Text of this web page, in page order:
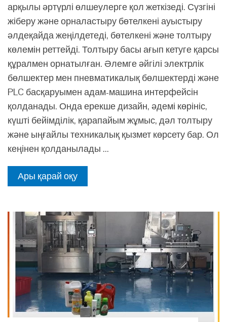
арқылы әртүрлі өлшеулерге қол жеткізеді. Сүзгіні
жіберу және орналастыру бөтелкені ауыстыру
әлдеқайда жеңілдетеді, бөтелкені және толтыру
көлемін реттейді. Толтыру басы ағып кетуге қарсы
құралмен орнатылған. Әлемге әйгілі электрлік
бөлшектер мен пневматикалық бөлшектерді және
PLC басқаруымен адам-машина интерфейсін
қолданады. Онда ерекше дизайн, әдемі көрініс,
күшті бейімділік, қарапайым жұмыс, дәл толтыру
және ыңғайлы техникалық қызмет көрсету бар. Ол
кеңінен қолданылады ...
Ары қарай оқу